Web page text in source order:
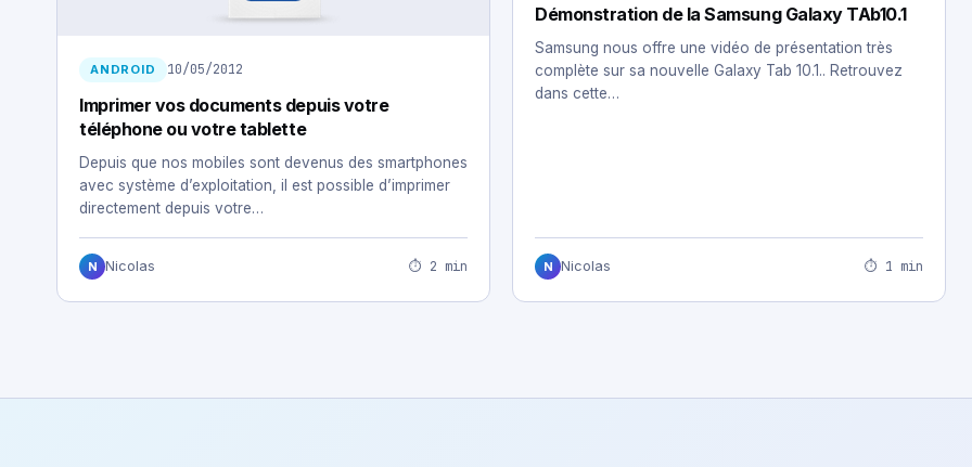
ANDROID 10/05/2012
Imprimer vos documents depuis votre
téléphone ou votre tablette
Depuis que nos mobiles sont devenus des smartphones
avec système d’exploitation, il est possible d’imprimer
directement depuis votre…
N Nicolas ⏱ 2 min
Démonstration de la Samsung Galaxy TAb10.1
Samsung nous offre une vidéo de présentation très
complète sur sa nouvelle Galaxy Tab 10.1.. Retrouvez
dans cette…
N Nicolas ⏱ 1 min